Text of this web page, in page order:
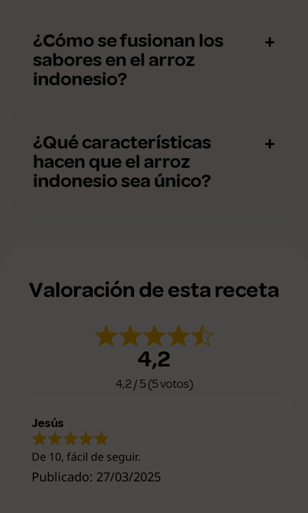
¿Cómo se fusionan los
sabores en el arroz
indonesio?
¿Qué características
hacen que el arroz
indonesio sea único?
Valoración de esta receta
4,2
4,2 / 5 (5 votos)
Publicado: 27/03/2025
De 10, fácil de seguir.
Jesús